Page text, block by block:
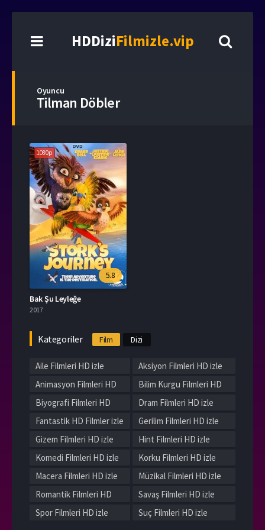
HDDiziFilmizle.vip
Oyuncu
Tilman Döbler
1080p
5.8
Bak Şu Leyleğe
2017
Kategoriler Film Dizi
Aile Filmleri HD izle
Aksiyon Filmleri HD izle
Animasyon Filmleri HD
izle
Bilim Kurgu Filmleri HD
izle
Biyografi Filmleri HD
izle
Dram Filmleri HD izle
Fantastik HD Filmler izle
Gerilim Filmleri HD izle
Gizem Filmleri HD izle
Hint Filmleri HD izle
Komedi Filmleri HD izle
Korku Filmleri HD izle
Macera Filmleri HD izle
Müzikal Filmleri HD izle
Romantik Filmleri HD
izle
Savaş Filmleri HD izle
Spor Filmleri HD izle
Suç Filmleri HD izle